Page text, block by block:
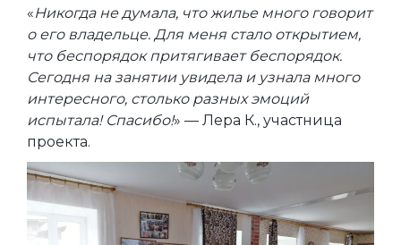
«Никогда не думала, что жилье много говорит
о его владельце. Для меня стало открытием,
что беспорядок притягивает беспорядок.
Сегодня на занятии увидела и узнала много
интересного, столько разных эмоций
испытала! Спасибо!» — Лера К., участница
проекта.